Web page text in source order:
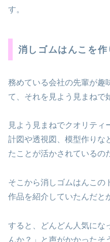
す。
消しゴムはんこを
務めている会社の先輩が趣
て、それを見よう見まねで
見よう見まねでクオリティ
計図や透視図、模型作りな
たことが活かされているの
そこから消しゴムはんこの
作品を紹介していたんだと
すると、どんどん人気にな
んか？」と声がかかったそ